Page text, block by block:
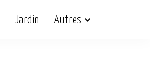
Jardin Autres